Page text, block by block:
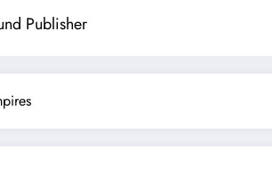
Publisher